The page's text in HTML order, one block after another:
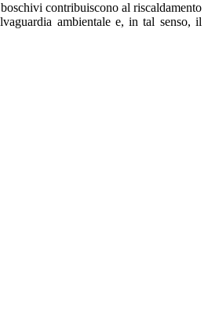
contribuiscono al riscaldamento
ambientale e, in tal senso, il